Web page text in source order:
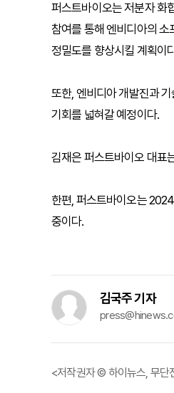
퍼스트바이오는 저분자 화
참여를 통해 엔비디아의 소
정밀도를 향상시킬 계획이
또한, 엔비디아 개발진과
기회를 넓혀갈 예정이다.
김재은 퍼스트바이오 대표
한편, 퍼스트바이오는
중이다.
김국주 기자
<저작권자 © 하이뉴스, 무단